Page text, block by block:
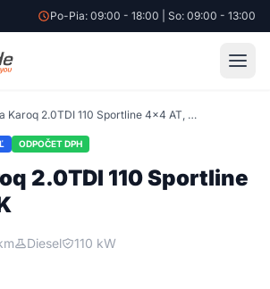
Po-Pia: 09:00 - 18:00 | So: 09:00 - 13:00
Škoda Karoq 2.0TDI 110 Sportline 4x4 AT, SK
ODPOČET DPH
2.0TDI 110 Sportline
Diesel 110 kW